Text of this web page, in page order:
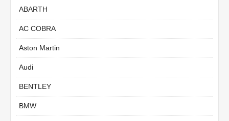
ABARTH
AC COBRA
Aston Martin
Audi
BENTLEY
BMW